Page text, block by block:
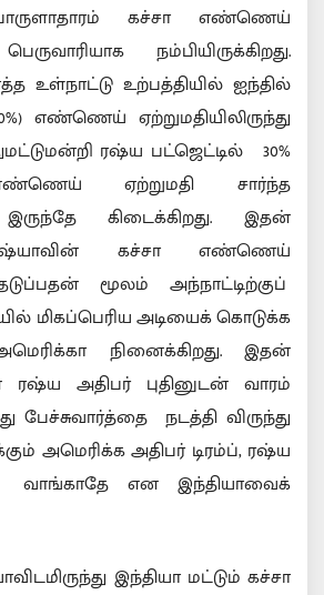
கச்சா எண்ணெய்
நம்பியிருக்கிறது.
உள்நாட்டு உற்பத்தியில் ஐந்தில்
எண்ணெய் ஏற்றுமதியிலிருந்து
ரஷ்ய பட்ஜெட்டில் 30%
ஏற்றுமதி சார்ந்த
கிடைக்கிறது. இதன்
கச்சா எண்ணெய்
மூலம் அந்நாட்டிற்குப்
மிகப்பெரிய அடியைக் கொடுக்க
நினைக்கிறது. இதன்
ரஷ்ய அதிபர் புதினுடன் வாரம்
பேச்சுவார்த்தை நடத்தி விருந்து
அமெரிக்க அதிபர் டிரம்ப், ரஷ்ய
என இந்தியாவைக்
இந்தியா மட்டும் கச்சா